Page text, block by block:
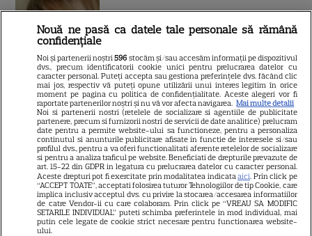
24
Tora Vasilescu, apariție rară la
75 de ani. Drama din
viața
13
VEDETE STRĂINE
George și Amal Clooney,
evacuați din locuința lor din
Franța din cauza incendiilor.
Mesajul dramatic al actorului:
„Nu știm dacă va supraviețui”
Nouă ne pasă ca datele tale personale să rămână
confidențiale
Noi și partenerii noștri596 stocăm și/sau accesăm informații pe dispozitivul
dvs., precum identificatorii cookie unici pentru prelucrarea datelor cu
caracter personal. Puteți accepta sau gestiona preferințele dvs. făcând clic
mai jos, respectiv vă puteți opune utilizării unui interes legitim în orice
moment pe pagina cu politica de confidențialitate. Aceste alegeri vor fi
raportate partenerilor noștri și nu vă vor afecta navigarea. Mai multe detalii
Noi si partenerii nostri (retelele de socializare si agentiile de publicitate
partenere, precum si furnizorii nostri de servicii de date analitice) prelucram
date pentru a permite website-ului sa functioneze, pentru a personaliza
continutul si anunturile publicitare afisate in functie de interesele si/sau
profilul dvs., pentru a va oferi functionalitati aferente retelelor de socializare
si pentru a analiza traficul pe website. Beneficiati de drepturile prevazute de
art. 15-22 din GDPR in legatura cu prelucrarea datelor cu caracter personal.
Aceste drepturi pot fi exercitate prin modalitatea indicataaici. Prin click pe
“ACCEPT TOATE”, acceptati folosirea tuturor Tehnologiilor de tip Cookie, care
implica inclusiv acceptul dvs. cu privire la stocarea/accesarea informatiilor
de catre Vendor-ii cu care colaboram. Prin click pe “VREAU SA MODIFIC
SETARILE INDIVIDUAL” puteti schimba preferintele in mod individual, mai
putin cele legate de cookie strict necesare pentru functionarea website-
ului.